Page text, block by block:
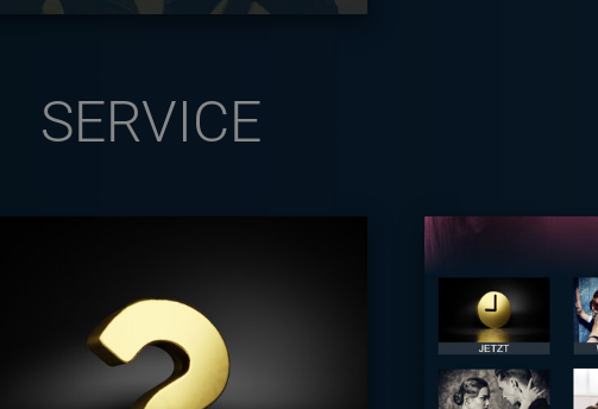
SERVICE